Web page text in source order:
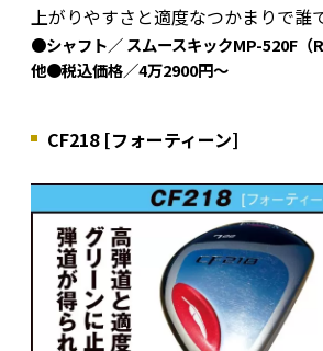
上がりやすさと適度なつかまりで誰
●シャフト／ スムースキックMP-520F（
他●税込価格／4万2900円～
CF218 [フォーティーン]